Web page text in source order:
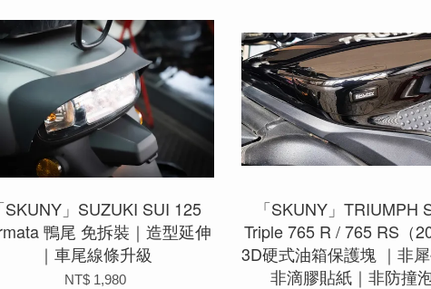
SKUNY」SUZUKI SUI 125
鴨尾 免拆裝｜造型延伸
｜車尾線條升級
NT$ 1,980
「SKUNY」TRIUMPH
Triple 765 R / 765 RS（
3D硬式油箱保護塊 ｜非犀
非滴膠貼紙｜非防撞